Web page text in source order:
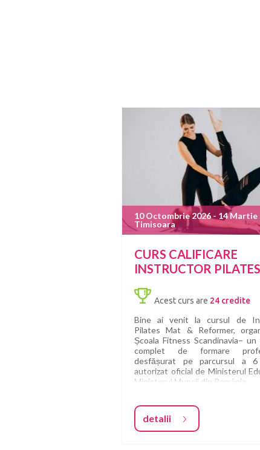
10 Octombrie 2026 - 14 Martie
Timisoara
CURS CALIFICARE
INSTRUCTOR PILATES
Acest curs are 24 credite
Bine ai venit la cursul de
Pilates Mat & Reformer,
Școala Fitness Scandinavia– un
complet de formare
desfășurat pe parcursul a
autorizat oficial de Ministerul
Ministerul Muncii din România.
experiență în formarea a mii de
Școala Fitness Scandinavia
una dintre cele mai respectate
detalii